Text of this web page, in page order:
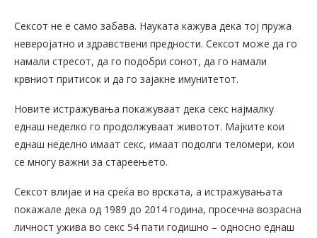
Сексот не е само забава. Науката кажува дека тој пружа
неверојатно и здравствени предности. Сексот може да го
намали стресот, да го подобри сонот, да го намали
крвниот притисок и да го зајакне имунитетот.
Новите истражувања покажуваат дека секс најмалку
еднаш неделко го продолжуваат животот. Мајките кои
еднаш неделно имаат секс, имаат подолги теломери, кои
се многу важни за стареењето.
Сексот влијае и на среќа во врската, а истражувањата
покажале дека од 1989 до 2014 година, просечна возрасна
личност ужива во секс 54 пати годишно – односно еднаш